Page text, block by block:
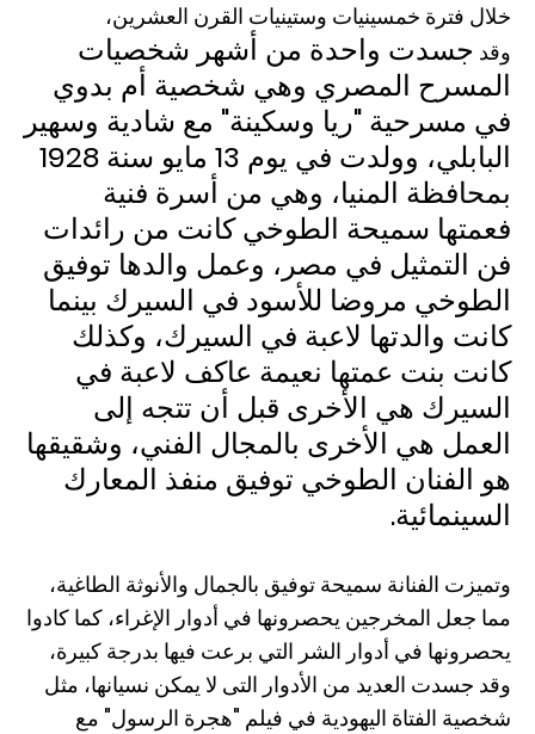
خلال فترة خمسينيات وستينيات القرن العشرين،
وقد جسدت واحدة من أشهر شخصيات
المسرح المصري وهي شخصية أم بدوي
في مسرحية "ريا وسكينة" مع شادية وسهير
البابلي، وولدت في يوم 13 مايو سنة 1928
بمحافظة المنيا، وهي من أسرة فنية
فعمتها سميحة الطوخي كانت من رائدات
فن التمثيل في مصر، وعمل والدها توفيق
الطوخي مروضا للأسود في السيرك بينما
كانت والدتها لاعبة في السيرك، وكذلك
كانت بنت عمتها نعيمة عاكف لاعبة في
السيرك هي الأخرى قبل أن تتجه إلى
العمل هي الأخرى بالمجال الفني، وشقيقها
هو الفنان الطوخي توفيق منفذ المعارك
السينمائية.
وتميزت الفنانة سميحة توفيق بالجمال والأنوثة الطاغية،
مما جعل المخرجين يحصرونها في أدوار الإغراء، كما كادوا
يحصرونها في أدوار الشر التي برعت فيها بدرجة كبيرة،
وقد جسدت العديد من الأدوار التى لا يمكن نسيانها، مثل
شخصية الفتاة اليهودية في فيلم "هجرة الرسول" مع